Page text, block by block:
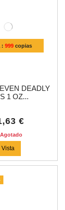
:999 copias
DEADLY
1 OZ...
€
Agotado
Vista